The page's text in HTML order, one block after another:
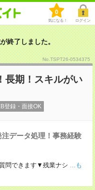
0
気になる！ ログイン
終了しました。
No.TSPT26-0534375
長期！スキルがい
登録・面接OK
注データ処理！事務経験
問できます▼残業ナシ ...も